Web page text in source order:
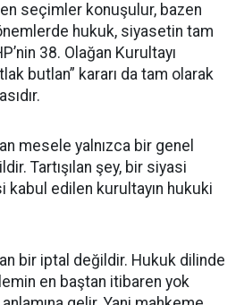
seçimler konuşulur, bazen
hukuk, siyasetin tam
38. Olağan Kurultayı
butlan” kararı da tam olarak
mesele yalnızca bir genel
Tartışılan şey, bir siyasi
kabul edilen kurultayın hukuki
bir iptal değildir. Hukuk dilinde
en baştan itibaren yok